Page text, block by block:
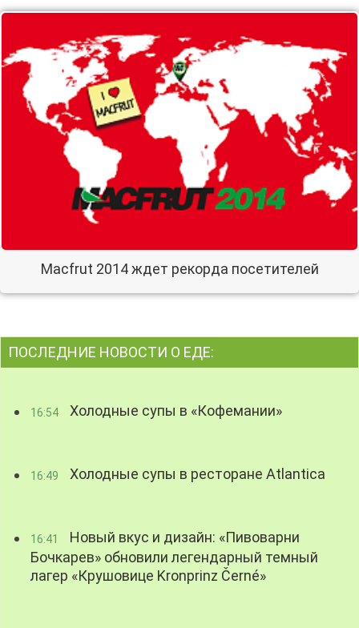
Macfrut 2014 ждет рекорда посетителей
ПОСЛЕДНИЕ НОВОСТИ О ЕДЕ:
16:54 Холодные супы в «Кофемании»
16:49 Холодные супы в ресторане Atlantica
16:41
Новый вкус и дизайн: «Пивоварни
Бочкарев» обновили легендарный темный
лагер «Крушовице Kronprinz Černé»